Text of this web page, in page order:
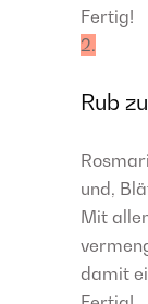
Fertig!
2.
Rub
und,
Mit
damit